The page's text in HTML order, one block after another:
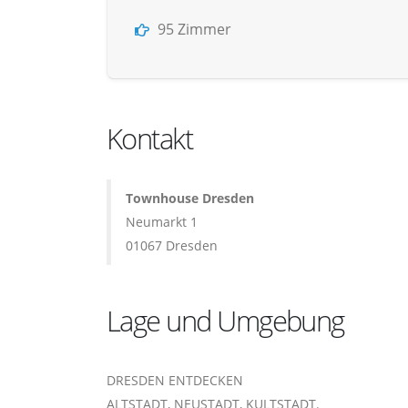
95 Zimmer
Kontakt
Townhouse Dresden
Neumarkt 1
01067 Dresden
Lage und Umgebung
DRESDEN ENTDECKEN
ALTSTADT, NEUSTADT, KULTSTADT.